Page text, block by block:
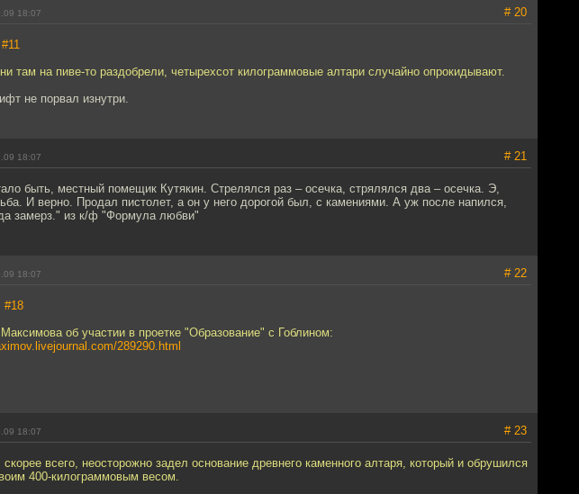
18:07 # 20
#11
там на пиве-то раздобрели, четырехсот килограммовые алтари случайно опрокидывают.
не порвал изнутри.
18:07 # 21
быть, местный помещик Кутякин. Стрелялся раз – осечка, стрялялся два – осечка. Э,
И верно. Продал пистолет, а он у него дорогой был, с камениями. А уж после напился,
замерз." из к/ф "Формула любви"
18:07 # 22
#18
об участии в проетке "Образование" с Гоблином:
289290.html
18:07 # 23
всего, неосторожно задел основание древнего каменного алтаря, который и обрушился
400-килограммовым весом.